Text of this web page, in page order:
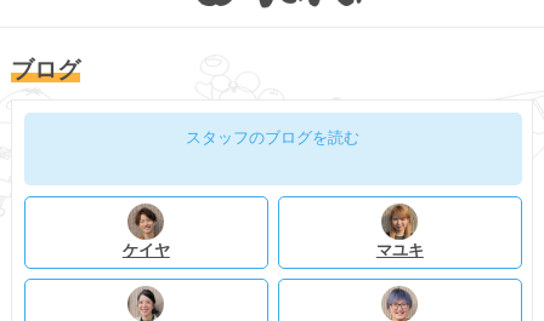
ブログ
スタッフのブログを読む
ケイヤ マユキ